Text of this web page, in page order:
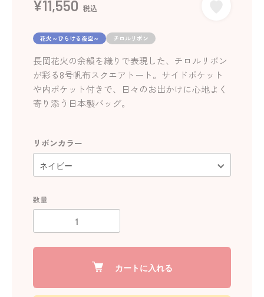
¥11,550 税込
花火～ひらける夜空～ チロルリボン
長岡花火の余韻を織りで表現した、チロルリボン
が彩る8号帆布スクエアトート。サイドポケット
や内ポケット付きで、日々のお出かけに心地よく
寄り添う日本製バッグ。
リボンカラー
数量
カートに入れる